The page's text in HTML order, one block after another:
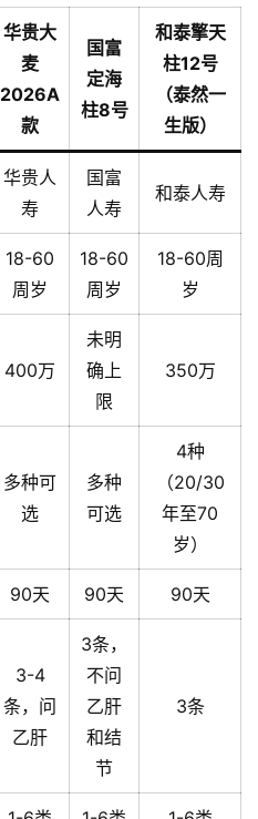
华贵大
麦
2026A
款
国富
定海
柱8号
和泰擎天
柱12号
（泰然一
生版）
华贵人
寿
国富
人寿
和泰人寿
18-60
周岁
18-60
周岁
18-60周
岁
400万
未明
确上
限
350万
多种可
选
多种
可选
4种
（20/30
年至70
岁）
90天 90天 90天
3-4
条，问
乙肝
3条，
不问
乙肝
和结
节
3条